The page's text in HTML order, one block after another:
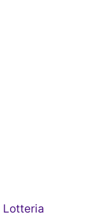
Lotteria